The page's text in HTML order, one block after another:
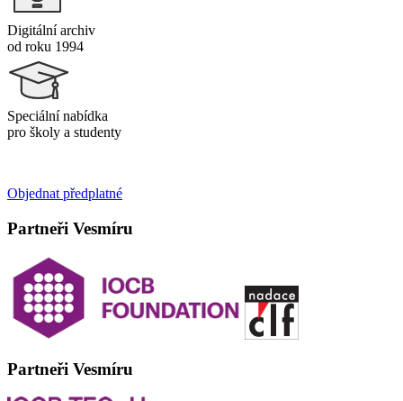
Digitální archiv
od roku 1994
Speciální nabídka
pro školy a studenty
Objednat předplatné
Partneři Vesmíru
Partneři Vesmíru